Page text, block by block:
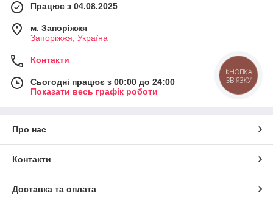
Працює з 04.08.2025
м. Запоріжжя
Запоріжжя, Україна
Контакти
Сьогодні працює з 00:00 до 24:00
Показати весь графік роботи
Про нас
Контакти
Доставка та оплата
КНОПКА
ЗВ'ЯЗКУ